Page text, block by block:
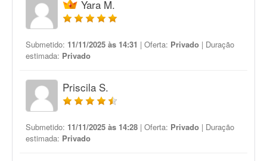
Yara M.
Submetido: 11/11/2025 às 14:31 | Oferta: Privado | Duração
estimada: Privado
Priscila S.
Submetido: 11/11/2025 às 14:28 | Oferta: Privado | Duração
estimada: Privado